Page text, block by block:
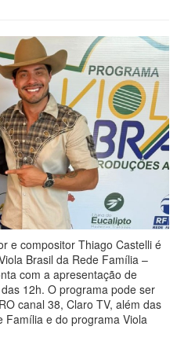
e compositor Thiago Castelli é
Brasil da Rede Família –
com a apresentação de
12h. O programa pode ser
canal 38, Claro TV, além das
Família e do programa Viola